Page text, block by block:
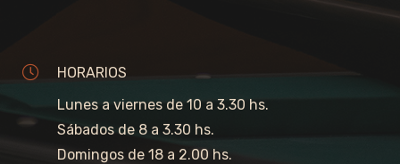
HORARIOS
Lunes a viernes de 10 a 3.30 hs.
Sábados de 8 a 3.30 hs.
Domingos de 18 a 2.00 hs.